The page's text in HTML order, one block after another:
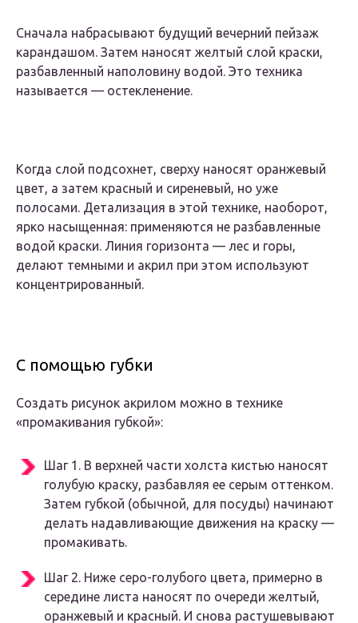
Сначала набрасывают будущий вечерний пейзаж
карандашом. Затем наносят желтый слой краски,
разбавленный наполовину водой. Это техника
называется — остекленение.
Когда слой подсохнет, сверху наносят оранжевый
цвет, а затем красный и сиреневый, но уже
полосами. Детализация в этой технике, наоборот,
ярко насыщенная: применяются не разбавленные
водой краски. Линия горизонта — лес и горы,
делают темными и акрил при этом используют
концентрированный.
С помощью губки
Создать рисунок акрилом можно в технике
«промакивания губкой»:
Шаг 1. В верхней части холста кистью наносят
голубую краску, разбавляя ее серым оттенком.
Затем губкой (обычной, для посуды) начинают
делать надавливающие движения на краску —
промакивать.
Шаг 2. Ниже серо-голубого цвета, примерно в
середине листа наносят по очереди желтый,
оранжевый и красный. И снова растушевывают